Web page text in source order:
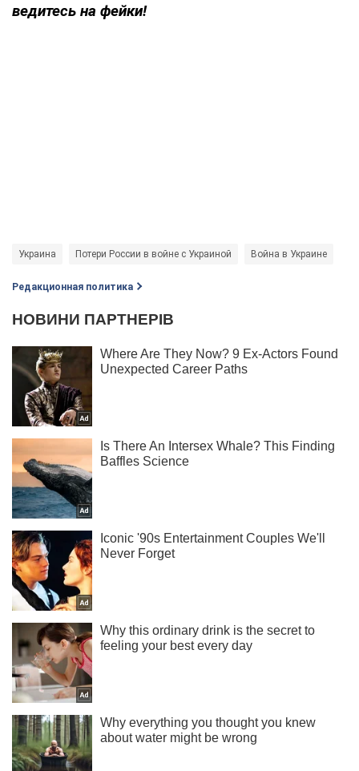
ведитесь на фейки!
Украина Потери России в войне с Украиной Война в Украине
Редакционная политика